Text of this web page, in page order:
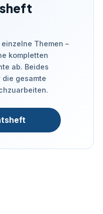
Themen –
kompletten
ab. Beides
die gesamte